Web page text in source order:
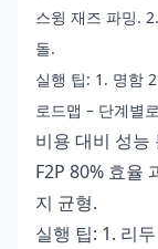
스윙 재즈 파밍.
돌.
실행 팁: 1. 명함
로드맵 – 단계별
비용 대비 성능
F2P 80% 효율
지 균형.
실행 팁: 1. 리